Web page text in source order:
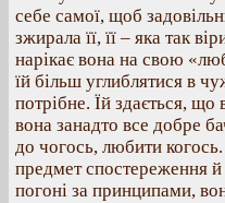
себе самої, щоб
зжирала її, її – яка так
нарікає вона на свою
їй більш углиблятися в
потрібне. Їй здається,
вона занадто все добре
до чогось, любити
предмет спостереження
погоні за принципами,